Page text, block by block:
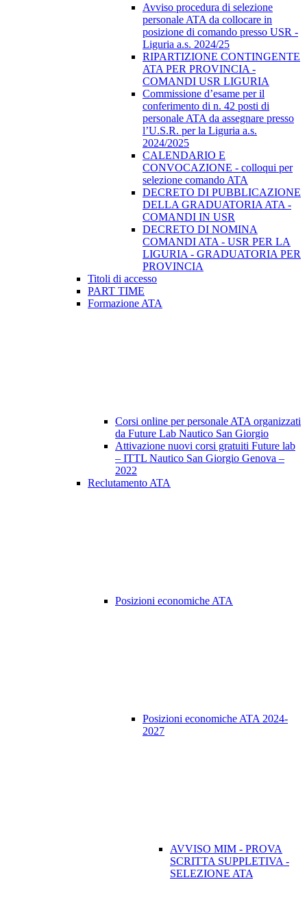
Avviso procedura di selezione
personale ATA da collocare in
posizione di comando presso USR -
Liguria a.s. 2024/25
RIPARTIZIONE CONTINGENTE
ATA PER PROVINCIA -
COMANDI USR LIGURIA
Commissione d’esame per il
conferimento di n. 42 posti di
personale ATA da assegnare presso
l’U.S.R. per la Liguria a.s.
2024/2025
CALENDARIO E
CONVOCAZIONE - colloqui per
selezione comando ATA
DECRETO DI PUBBLICAZIONE
DELLA GRADUATORIA ATA -
COMANDI IN USR
DECRETO DI NOMINA
COMANDI ATA - USR PER LA
LIGURIA - GRADUATORIA PER
PROVINCIA
Titoli di accesso
PART TIME
Formazione ATA
Corsi online per personale ATA organizzati
da Future Lab Nautico San Giorgio
Attivazione nuovi corsi gratuiti Future lab
– ITTL Nautico San Giorgio Genova –
2022
Reclutamento ATA
Posizioni economiche ATA
Posizioni economiche ATA 2024-
2027
AVVISO MIM - PROVA
SCRITTA SUPPLETIVA -
SELEZIONE ATA